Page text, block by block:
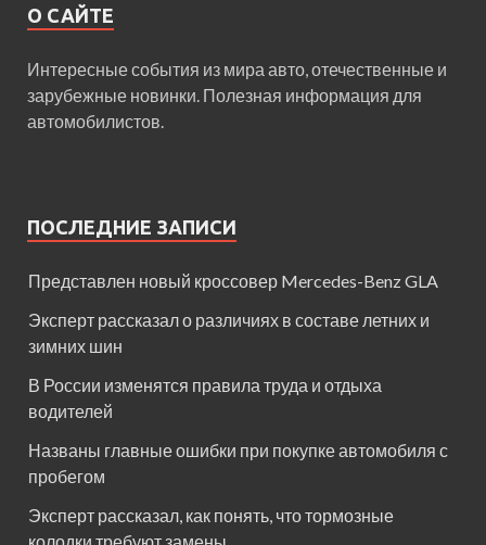
О САЙТЕ
Интересные события из мира авто, отечественные и
зарубежные новинки. Полезная информация для
автомобилистов.
ПОСЛЕДНИЕ ЗАПИСИ
Представлен новый кроссовер Mercedes-Benz GLA
Эксперт рассказал о различиях в составе летних и
зимних шин
В России изменятся правила труда и отдыха
водителей
Названы главные ошибки при покупке автомобиля с
пробегом
Эксперт рассказал, как понять, что тормозные